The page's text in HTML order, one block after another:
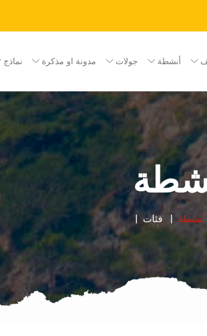
أنشطة جولات مدونة او مذكرة نماذج
أنشطة فئات